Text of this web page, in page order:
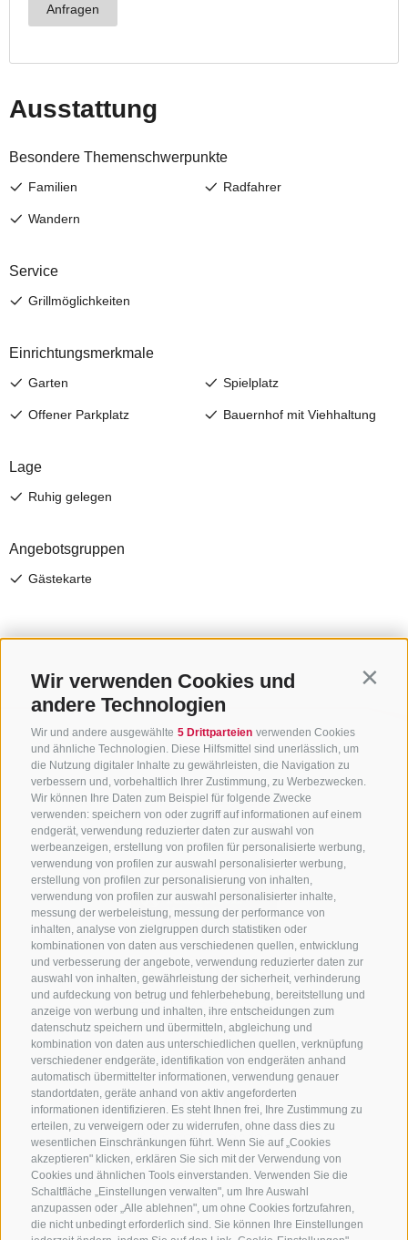
Wir verwenden Cookies und
andere Technologien
Wir und andere ausgewählte 5 Drittparteien verwenden Cookies
und ähnliche Technologien. Diese Hilfsmittel sind unerlässlich, um
die Nutzung digitaler Inhalte zu gewährleisten, die Navigation zu
verbessern und, vorbehaltlich Ihrer Zustimmung, zu Werbezwecken.
Wir können Ihre Daten zum Beispiel für folgende Zwecke
verwenden: speichern von oder zugriff auf informationen auf einem
endgerät, verwendung reduzierter daten zur auswahl von
werbeanzeigen, erstellung von profilen für personalisierte werbung,
verwendung von profilen zur auswahl personalisierter werbung,
erstellung von profilen zur personalisierung von inhalten,
verwendung von profilen zur auswahl personalisierter inhalte,
messung der werbeleistung, messung der performance von
inhalten, analyse von zielgruppen durch statistiken oder
kombinationen von daten aus verschiedenen quellen, entwicklung
und verbesserung der angebote, verwendung reduzierter daten zur
auswahl von inhalten, gewährleistung der sicherheit, verhinderung
und aufdeckung von betrug und fehlerbehebung, bereitstellung und
anzeige von werbung und inhalten, ihre entscheidungen zum
datenschutz speichern und übermitteln, abgleichung und
kombination von daten aus unterschiedlichen quellen, verknüpfung
verschiedener endgeräte, identifikation von endgeräten anhand
automatisch übermittelter informationen, verwendung genauer
standortdaten, geräte anhand von aktiv angeforderten
informationen identifizieren. Es steht Ihnen frei, Ihre Zustimmung zu
erteilen, zu verweigern oder zu widerrufen, ohne dass dies zu
wesentlichen Einschränkungen führt. Wenn Sie auf „Cookies
akzeptieren" klicken, erklären Sie sich mit der Verwendung von
Cookies und ähnlichen Tools einverstanden. Verwenden Sie die
Schaltfläche „Einstellungen verwalten", um Ihre Auswahl
anzupassen oder „Alle ablehnen", um ohne Cookies fortzufahren,
die nicht unbedingt erforderlich sind. Sie können Ihre Einstellungen
KONTAKTIERE UNS
+39 0472 765 325
info@sterzing.com
NEWSLETTER
Bleib am Laufenden